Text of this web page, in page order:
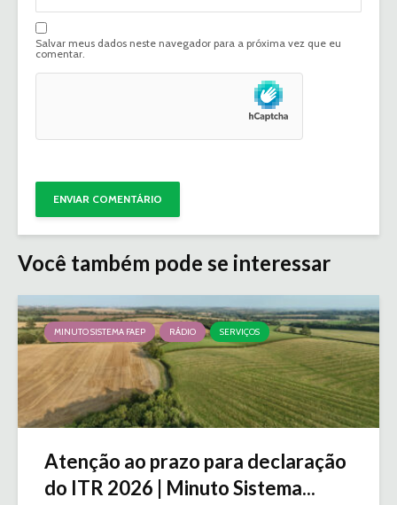
Salvar meus dados neste navegador para a próxima vez que eu
comentar.
Você também pode se interessar
MINUTO SISTEMA FAEP RÁDIO SERVIÇOS
Atenção ao prazo para declaração
do ITR 2026 | Minuto Sistema...